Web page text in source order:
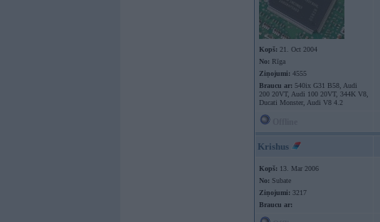
Kopš: 21. Oct 2004
No: Rīga
Ziņojumi: 4555
Braucu ar: 540ix G31 B58, Audi
200 20VT, Audi 100 20VT, 344K V8,
Ducati Monster, Audi V8 4.2
Krishus
Kopš: 13. Mar 2006
No: Subate
Ziņojumi: 3217
Braucu ar: